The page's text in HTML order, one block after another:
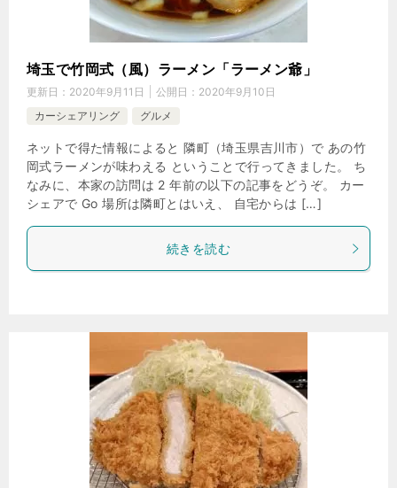
埼玉で竹岡式（風）ラーメン「ラーメン爺」
更新日： 2020年9月11日 公開日： 2020年9月10日
カーシェアリング
グルメ
ネットで得た情報によると 隣町（埼玉県吉川市）で あの竹
岡式ラーメンが味わえる ということで行ってきました。 ち
なみに、本家の訪問は 2 年前の以下の記事をどうぞ。 カー
シェアで Go 場所は隣町とはいえ、 自宅からは […]
続きを読む